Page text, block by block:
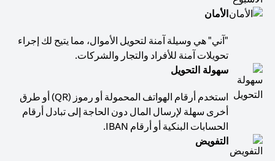
الأمان
"آني" هي وسيلة آمنة لتحويل الأموال، مما يتيح لك إجراء
تحويلات آمنة للأفراد والتجار والشركات.
سهولة التحويل
استخدم أرقام الهواتف المحمولة أو رموز (QR) أو طرق
أخرى سهلة لإرسال المال دون الحاجة إلى تبادل أرقام
الحسابات البنكية أو أرقام IBAN.
التفويض